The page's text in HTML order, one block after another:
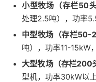
小型牧场（存栏50头
处理2.5吨），功率
中型牧场（存栏50-
吨），功率11-15kW
大型牧场（存栏200
型机，功率30kW以